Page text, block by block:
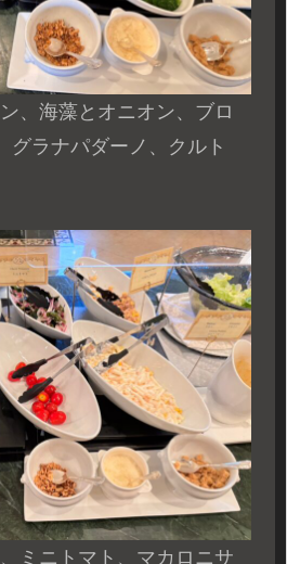
、海藻とオニオン、ブロ
グラナパダーノ 、クルト
ミニトマト、マカロニサ